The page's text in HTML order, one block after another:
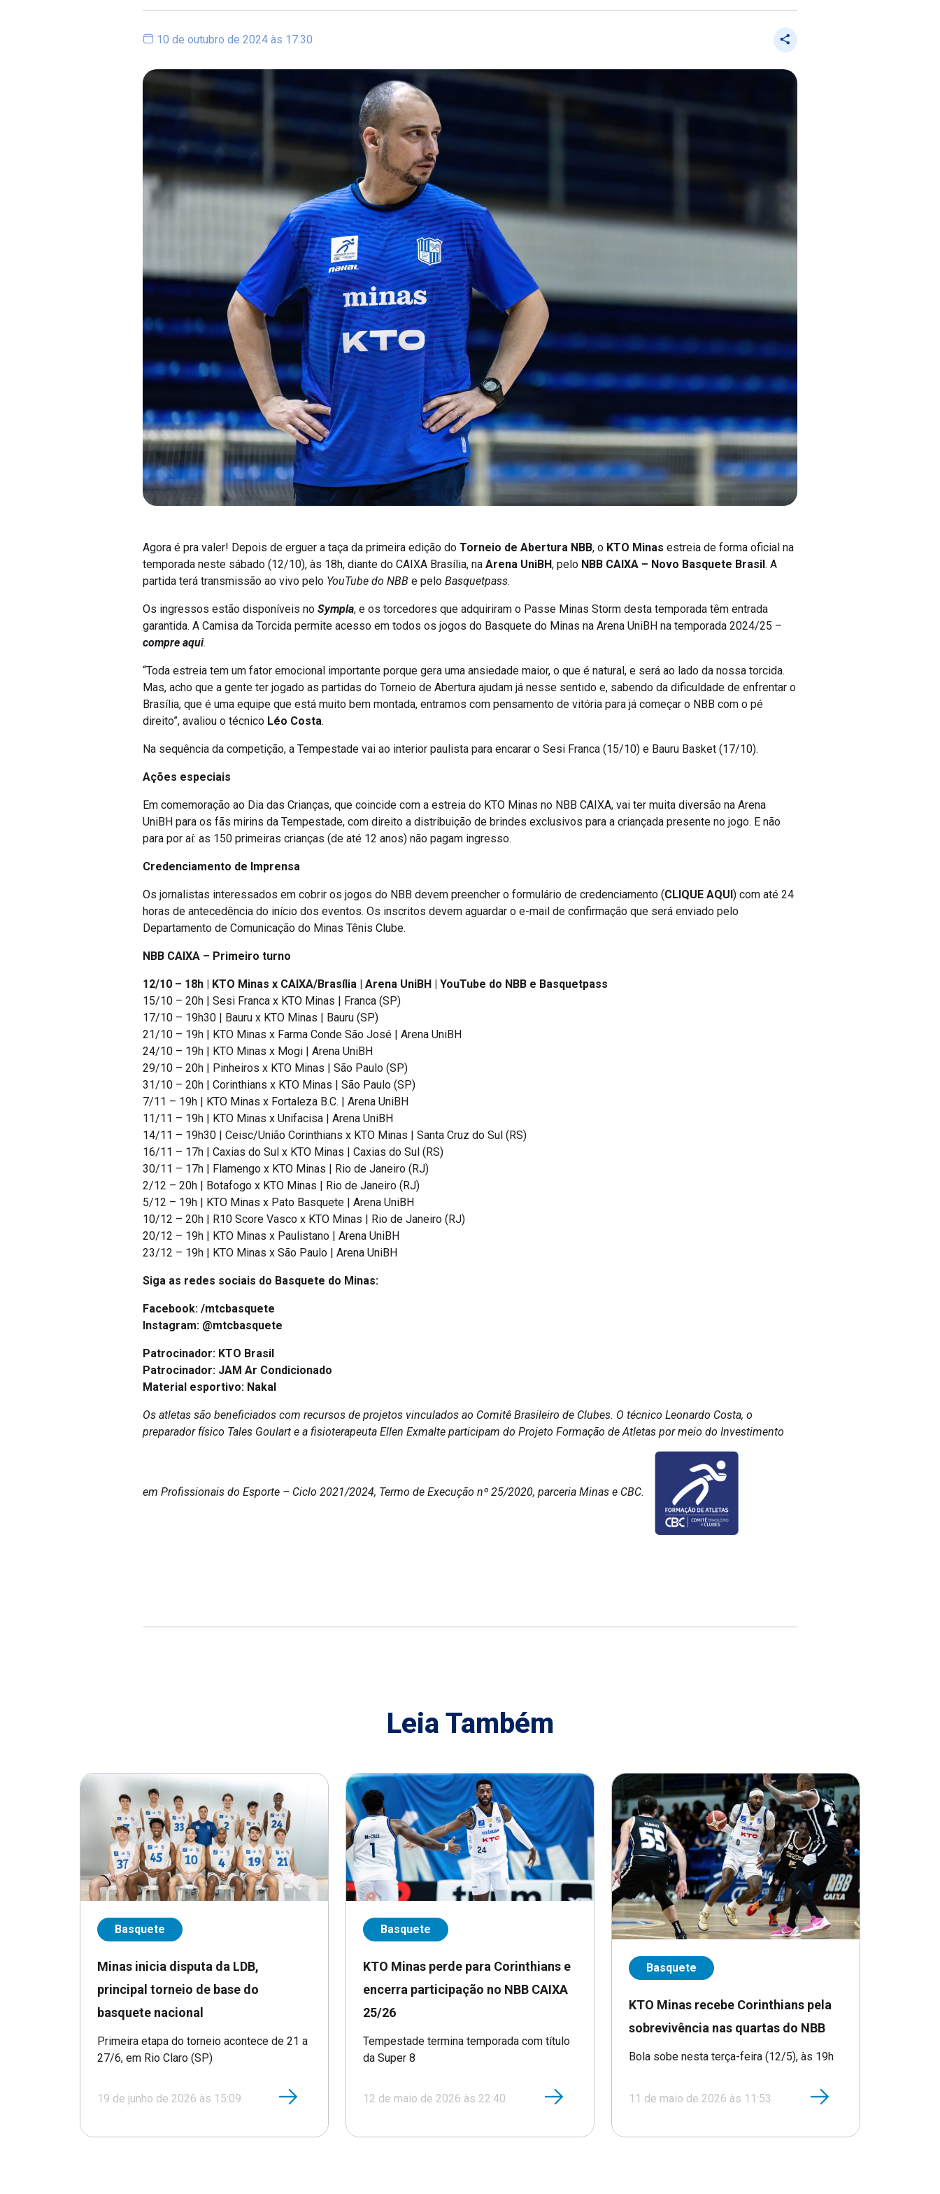
10 de outubro de 2024 às 17:30
Agora é pra valer! Depois de erguer a taça da primeira edição do Torneio de Abertura NBB, o KTO Minas estreia de forma oficial na
temporada neste sábado (12/10), às 18h, diante do CAIXA Brasília, na Arena UniBH, pelo NBB CAIXA – Novo Basquete Brasil . A
partida terá transmissão ao vivo pelo YouTube do NBB e pelo Basquetpass.
Os ingressos estão disponíveis no Sympla, e os torcedores que adquiriram o Passe Minas Storm desta temporada têm entrada
garantida. A Camisa da Torcida permite acesso em todos os jogos do Basquete do Minas na Arena UniBH na temporada 2024/25 –
compre aqui.
“Toda estreia tem um fator emocional importante porque gera uma ansiedade maior, o que é natural, e será ao lado da nossa torcida.
Mas, acho que a gente ter jogado as partidas do Torneio de Abertura ajudam já nesse sentido e, sabendo da dificuldade de enfrentar o
Brasília, que é uma equipe que está muito bem montada, entramos com pensamento de vitória para já começar o NBB com o pé
direito”, avaliou o técnico Léo Costa.
Na sequência da competição, a Tempestade vai ao interior paulista para encarar o Sesi Franca (15/10) e Bauru Basket (17/10).
Ações especiais
Em comemoração ao Dia das Crianças, que coincide com a estreia do KTO Minas no NBB CAIXA, vai ter muita diversão na Arena
UniBH para os fãs mirins da Tempestade, com direito a distribuição de brindes exclusivos para a criançada presente no jogo. E não
para por aí: as 150 primeiras crianças (de até 12 anos) não pagam ingresso.
Credenciamento de Imprensa
Os jornalistas interessados em cobrir os jogos do NBB devem preencher o formulário de credenciamento (CLIQUE AQUI ) com até 24
horas de antecedência do início dos eventos. Os inscritos devem aguardar o e-mail de confirmação que será enviado pelo
Departamento de Comunicação do Minas Tênis Clube.
NBB CAIXA – Primeiro turno
12/10 – 18h | KTO Minas x CAIXA/Brasília | Arena UniBH | YouTube do NBB e Basquetpass
15/10 – 20h | Sesi Franca x KTO Minas | Franca (SP)
17/10 – 19h30 | Bauru x KTO Minas | Bauru (SP)
21/10 – 19h | KTO Minas x Farma Conde São José | Arena UniBH
24/10 – 19h | KTO Minas x Mogi | Arena UniBH
29/10 – 20h | Pinheiros x KTO Minas | São Paulo (SP)
31/10 – 20h | Corinthians x KTO Minas | São Paulo (SP)
7/11 – 19h | KTO Minas x Fortaleza B.C. | Arena UniBH
11/11 – 19h | KTO Minas x Unifacisa | Arena UniBH
14/11 – 19h30 | Ceisc/União Corinthians x KTO Minas | Santa Cruz do Sul (RS)
16/11 – 17h | Caxias do Sul x KTO Minas | Caxias do Sul (RS)
30/11 – 17h | Flamengo x KTO Minas | Rio de Janeiro (RJ)
2/12 – 20h | Botafogo x KTO Minas | Rio de Janeiro (RJ)
5/12 – 19h | KTO Minas x Pato Basquete | Arena UniBH
10/12 – 20h | R10 Score Vasco x KTO Minas | Rio de Janeiro (RJ)
20/12 – 19h | KTO Minas x Paulistano | Arena UniBH
23/12 – 19h | KTO Minas x São Paulo | Arena UniBH
Siga as redes sociais do Basquete do Minas:
Facebook: /mtcbasquete
Instagram: @mtcbasquete
Patrocinador: KTO Brasil
Patrocinador: JAM Ar Condicionado
Material esportivo: Nakal
Os atletas são beneficiados com recursos de projetos vinculados ao Comitê Brasileiro de Clubes. O técnico Leonardo Costa, o
preparador físico Tales Goulart e a fisioterapeuta Ellen Exmalte participam do Projeto Formação de Atletas por meio do Investimento
em Profissionais do Esporte – Ciclo 2021/2024, Termo de Execução nº 25/2020, parceria Minas e CBC.
Leia Também
Basquete
Minas inicia disputa da LDB,
principal torneio de base do
basquete nacional
Primeira etapa do torneio acontece de 21 a
27/6, em Rio Claro (SP)
19 de junho de 2026 às 15:09
Basquete
KTO Minas perde para Corinthians e
encerra participação no NBB CAIXA
25/26
Tempestade termina temporada com título
da Super 8
12 de maio de 2026 às 22:40
Basquete
KTO Minas recebe Corinthians pela
sobrevivência nas quartas do NBB
Bola sobe nesta terça-feira (12/5), às 19h
11 de maio de 2026 às 11:53